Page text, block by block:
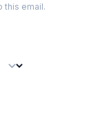
this email.